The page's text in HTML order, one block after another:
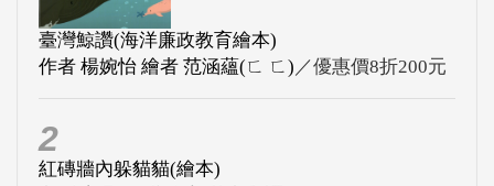
臺灣鯨讚(海洋廉政教育繪本)
作者 楊婉怡 繪者 范涵蘊(ㄈ ㄈ) ／優惠價8折200元
2
紅磚牆內躲貓貓(繪本)